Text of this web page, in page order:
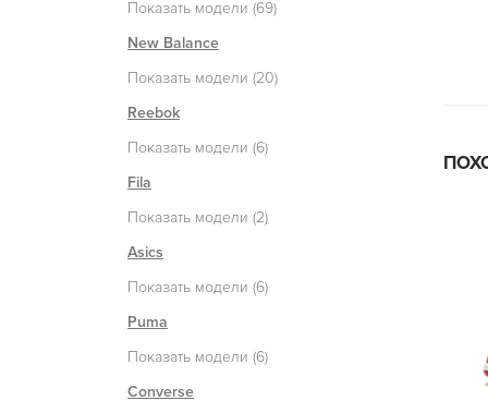
Показать модели (69)
New Balance
Показать модели (20)
Reebok
Показать модели (6)
Fila
Показать модели (2)
Asics
Показать модели (6)
Puma
Показать модели (6)
Converse